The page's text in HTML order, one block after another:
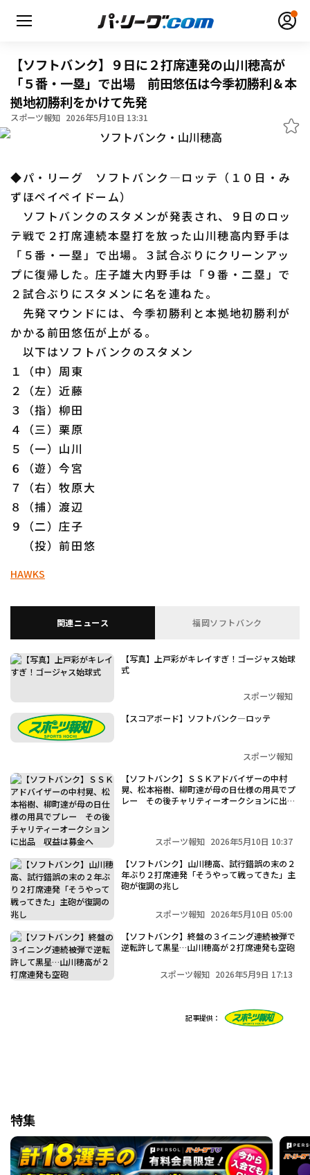
無料アカウント登録
動画
日程・結果
順位表･成績
1軍公式戦
ファーム東地区
ファーム西地区
交流戦
選手名鑑
選手名鑑トップ
北海道日本ハムファイターズ
東北楽天ゴールデンイーグルス
埼玉西武ライオンズ
千葉ロッテマリーンズ
オリックス・バファローズ
福岡ソフトバンクホークス
ニュース
設定
利用規約
運営会社（別ウィンドウで開く）
特定商取引法の表示 アルバイト募集 （別ウィンドウで開く
【ソフトバンク】９日に２打席連発の山川穂高が
「５番・一塁」で出場 前田悠伍は今季初勝利＆本
拠地初勝利をかけて先発
スポーツ報知 2026年5月10日 13:31
◆パ・リーグ ソフトバンク―ロッテ（１０日・み
ずほペイペイドーム）
ソフトバンクのスタメンが発表され、９日のロッ
テ戦で２打席連続本塁打を放った山川穂高内野手は
「５番・一塁」で出場。３試合ぶりにクリーンアッ
プに復帰した。庄子雄大内野手は「９番・二塁」で
２試合ぶりにスタメンに名を連ねた。
先発マウンドには、今季初勝利と本拠地初勝利が
かかる前田悠伍が上がる。
以下はソフトバンクのスタメン
１（中）周東
２（左）近藤
３（指）柳田
４（三）栗原
５（一）山川
６（遊）今宮
７（右）牧原大
８（捕）渡辺
９（二）庄子
（投）前田悠
HAWKS
関連ニュース 福岡ソフトバンク
【写真】上戸彩がキレイすぎ！ゴージャス始球
式
スポーツ報知
【スコアボード】ソフトバンク―ロッテ
スポーツ報知
【ソフトバンク】ＳＳＫアドバイザーの中村
晃、松本裕樹、柳町達が母の日仕様の用具でプ
レー その後チャリティーオークションに出
スポーツ報知 2026年5月10日 10:37
【ソフトバンク】山川穂高、試行錯誤の末の２
年ぶり２打席連発「そうやって戦ってきた」主
砲が復調の兆し
スポーツ報知 2026年5月10日 05:00
【ソフトバンク】終盤の３イニング連続被弾で
逆転許して黒星…山川穂高が２打席連発も空砲
スポーツ報知 2026年5月9日 17:13
記事提供：
特集